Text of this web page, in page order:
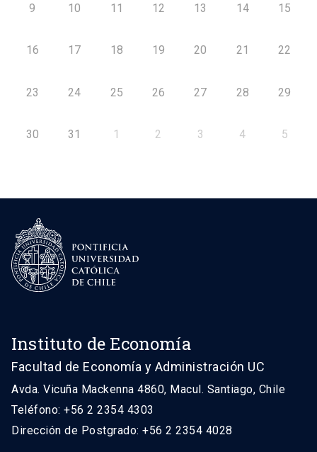
9 10 11 12 13 14 15
16 17 18 19 20 21 22
23 24 25 26 27 28 29
30 31 1 2 3 4 5
Instituto de Economía
Facultad de Economía y Administración UC
Avda. Vicuña Mackenna 4860, Macul. Santiago, Chile
Teléfono: +56 2 2354 4303
Dirección de Postgrado: +56 2 2354 4028